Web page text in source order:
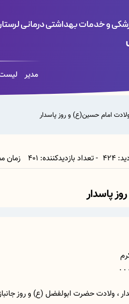
و خدمات بهداشتی درمانی
مدیر
امام حسین(ع) و روز پاسدار
- تعداد بازدیدکننده: 401 زمان
پاسدار